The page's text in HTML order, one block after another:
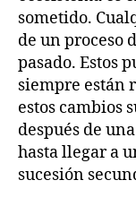
sometido.
de un proceso
pasado. Estos
siempre están
estos cambios
después de
hasta llegar a
sucesión